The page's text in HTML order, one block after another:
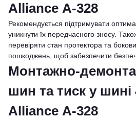
Alliance А-328
Рекомендується підтримувати
уникнути їх передчасного зносу.
перевіряти стан протектора та
пошкоджень, щоб забезпечити
Монтажно-
шин та тиск у шині
Alliance А-328